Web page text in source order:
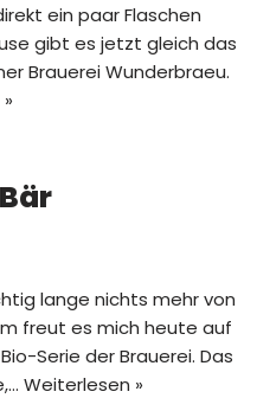
ein paar Flaschen
gibt es jetzt gleich das
Brauerei Wunderbraeu.
lange nichts mehr von
freut es mich heute auf
Serie der Brauerei. Das
Weiterlesen »